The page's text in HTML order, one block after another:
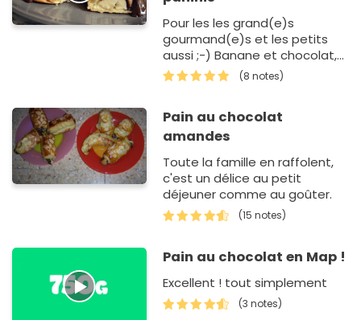
Pour les les grand(e)s
gourmand(e)s et les petits
aussi ;-) Banane et chocolat,
le duo gagnant ! Eh oui, pas de
Nutello chez moi, mais du vrai
(8 notes)
Pain au chocolat
amandes
Toute la famille en raffolent,
c'est un délice au petit
déjeuner comme au goûter.
(15 notes)
Pain au chocolat en Map !
Excellent ! tout simplement
(3 notes)